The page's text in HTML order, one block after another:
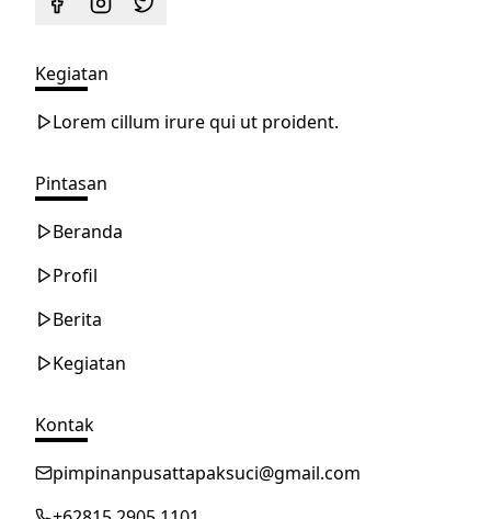
Kegiatan
Lorem cillum irure qui ut proident.
Pintasan
Beranda
Profil
Berita
Kegiatan
Kontak
pimpinanpusattapaksuci@gmail.com